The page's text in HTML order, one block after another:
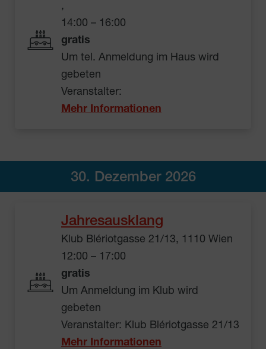
,
14:00 – 16:00
gratis
Um tel. Anmeldung im Haus wird
gebeten
Veranstalter:
Mehr Informationen
30. Dezember 2026
Jahresausklang
Klub Blériotgasse 21/13, 1110 Wien
12:00 – 17:00
gratis
Um Anmeldung im Klub wird
gebeten
Veranstalter: Klub Blériotgasse 21/13
Mehr Informationen